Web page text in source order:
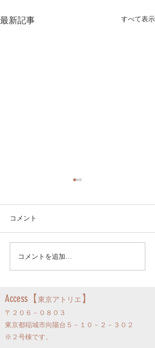
最新記事 すべて表示
4月よりしばらく東京アト
リエです！
コメント
コメントを追加…
Access【東京アトリエ 】
〒２０６－０８０３
東京都稲城市向陽台５－１０－２－３０２
​※２号棟です。